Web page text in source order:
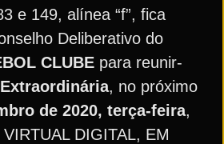
e 149, alínea “f”, fica
Deliberativo do
CLUBE para reunir-
, no próximo
de 2020, terça-feira,
DIGITAL, EM